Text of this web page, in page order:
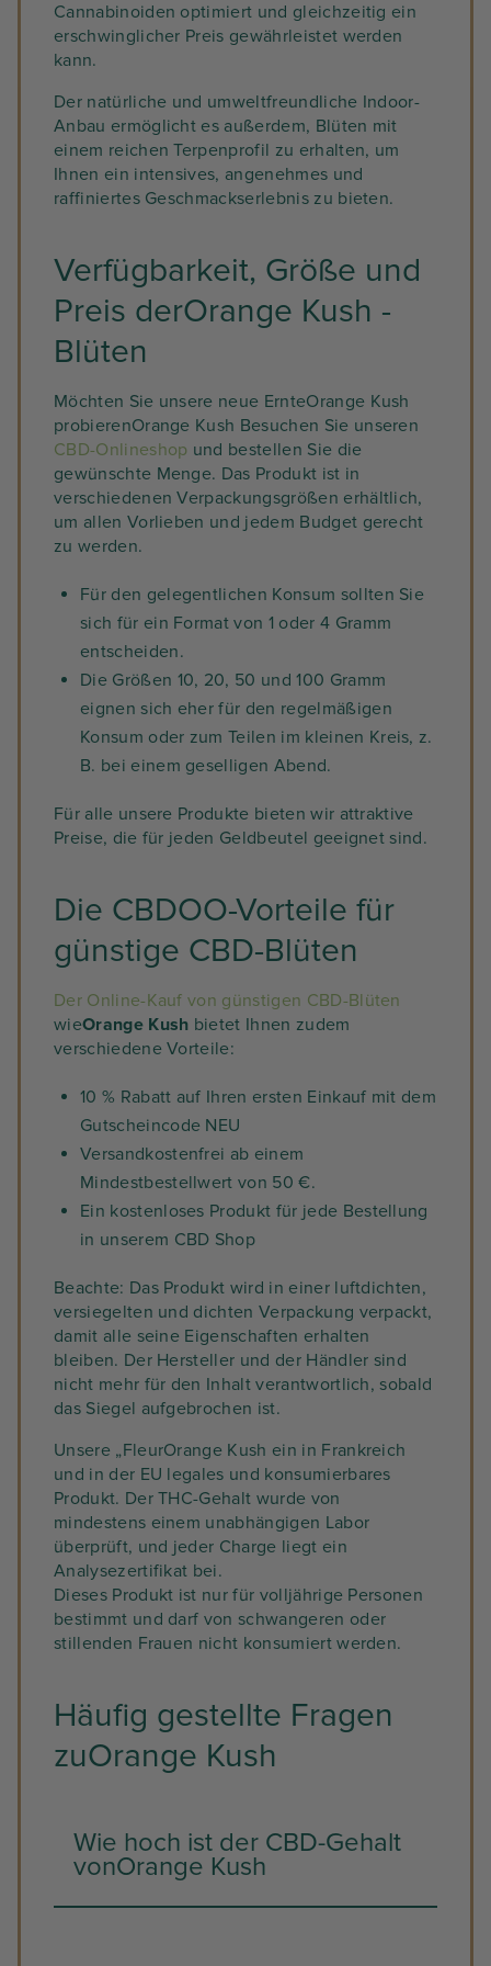
Cannabinoiden optimiert und gleichzeitig ein
erschwinglicher Preis gewährleistet werden
kann.
Der natürliche und umweltfreundliche Indoor-
Anbau ermöglicht es außerdem, Blüten mit
einem reichen Terpenprofil zu erhalten, um
Ihnen ein intensives, angenehmes und
raffiniertes Geschmackserlebnis zu bieten.
Verfügbarkeit, Größe und
Preis derOrange Kush -
Blüten
Möchten Sie unsere neue ErnteOrange Kush
probierenOrange Kush Besuchen Sie unseren
CBD-Onlineshop und bestellen Sie die
gewünschte Menge. Das Produkt ist in
verschiedenen Verpackungsgrößen erhältlich,
um allen Vorlieben und jedem Budget gerecht
zu werden.
Für den gelegentlichen Konsum sollten Sie
sich für ein Format von 1 oder 4 Gramm
entscheiden.
Die Größen 10, 20, 50 und 100 Gramm
eignen sich eher für den regelmäßigen
Konsum oder zum Teilen im kleinen Kreis, z.
B. bei einem geselligen Abend.
Für alle unsere Produkte bieten wir attraktive
Preise, die für jeden Geldbeutel geeignet sind.
Die CBDOO-Vorteile für
günstige CBD-Blüten
Der Online-Kauf von günstigen CBD-Blüten
wieOrange Kush bietet Ihnen zudem
verschiedene Vorteile:
10 % Rabatt auf Ihren ersten Einkauf mit dem
Gutscheincode NEU
Versandkostenfrei ab einem
Mindestbestellwert von 50 €.
Ein kostenloses Produkt für jede Bestellung
in unserem CBD Shop
Beachte: Das Produkt wird in einer luftdichten,
versiegelten und dichten Verpackung verpackt,
damit alle seine Eigenschaften erhalten
bleiben. Der Hersteller und der Händler sind
nicht mehr für den Inhalt verantwortlich, sobald
das Siegel aufgebrochen ist.
Unsere „FleurOrange Kush ein in Frankreich
und in der EU legales und konsumierbares
Produkt. Der THC-Gehalt wurde von
mindestens einem unabhängigen Labor
überprüft, und jeder Charge liegt ein
Analysezertifikat bei.
Dieses Produkt ist nur für volljährige Personen
bestimmt und darf von schwangeren oder
stillenden Frauen nicht konsumiert werden.
Häufig gestellte Fragen
zuOrange Kush
Wie hoch ist der CBD-Gehalt
vonOrange Kush